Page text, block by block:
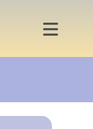
Toggle